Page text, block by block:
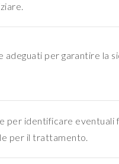
adeguati per garantire la
per identificare eventuali
per il trattamento.